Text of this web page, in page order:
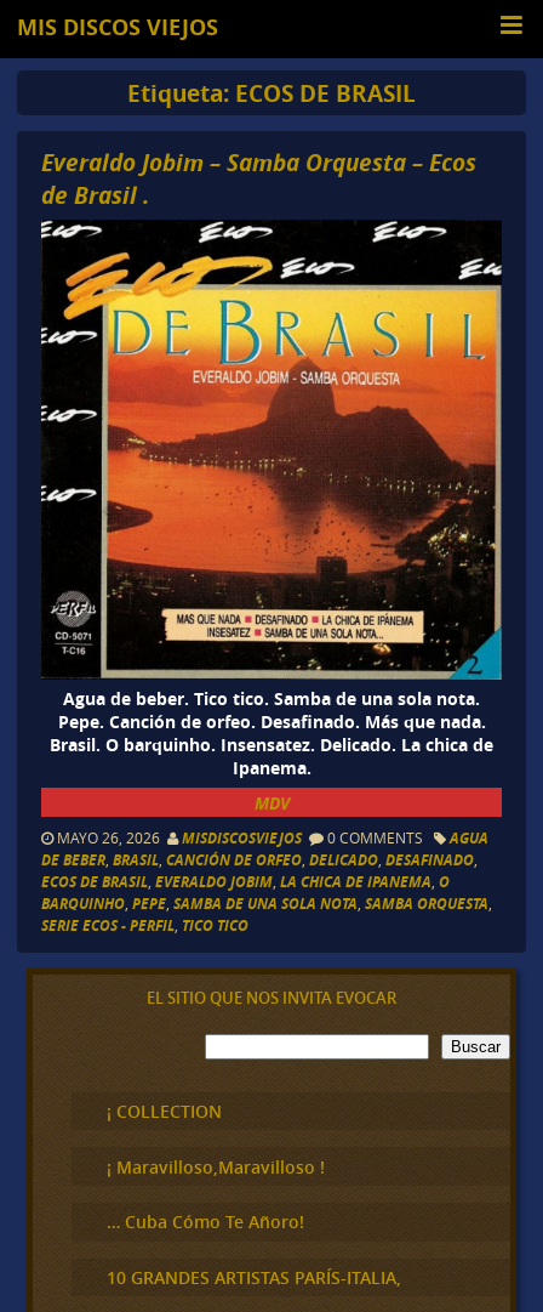
MIS DISCOS VIEJOS
Etiqueta: ECOS DE BRASIL
Everaldo Jobim – Samba Orquesta – Ecos
de Brasil .
Agua de beber. Tico tico. Samba de una sola nota.
Pepe. Canción de orfeo. Desafinado. Más que nada.
Brasil. O barquinho. Insensatez. Delicado. La chica de
Ipanema.
MDV
MAYO 26, 2026 MISDISCOSVIEJOS 0 COMMENTS
AGUA
DE BEBER, BRASIL, CANCIÓN DE ORFEO, DELICADO, DESAFINADO,
ECOS DE BRASIL, EVERALDO JOBIM, LA CHICA DE IPANEMA O
BARQUINHO, PEPE, SAMBA DE UNA SOLA NOTA SAMBA ORQUESTA
SERIE ECOS - PERFIL, TICO TICO
EL SITIO QUE NOS INVITA EVOCAR
B
u
c
a
Buscar
¡ COLLECTION
¡ Maravilloso,Maravilloso !
… Cuba Cómo Te Añoro!
10 GRANDES ARTISTAS PARÍS-ITALIA,